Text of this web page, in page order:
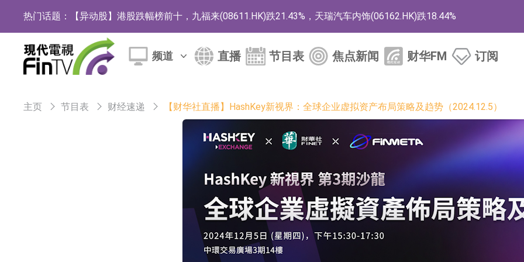
热门话题： 【异动股】港股跌幅榜前十，九福来(08611.HK)跌21.43%，天瑞汽车内饰(06162.HK)跌18.44%
【异动股】港股涨幅榜前十，佳明集团控股(01271.HK)涨+78.22%，拿森科技(02261.HK)涨+64.11%
斯迪克：公司为国内折叠屏核心功能材料供应商
聚辰股份：公司VPD芯片已顺利通过目标客户的测试认证
上期所：7月份对11个实际控制关系账户组采取限制开仓的监管措施
亚太股份：公司是零跑汽车和Stellantis集团的供应商
理工雷科面向边缘AI场景推出"山海"系列智算模组 系列产品基于国产CPU与GPU构建
【异动股】医疗研发外包板块拉升，博腾股份(300363.CN)涨20.02%
频道 直播 节目表 焦点新闻 财华FM 订阅
主页 节目表 财经速递 【财华社直播】HashKey新视界：全球企业虚拟资产布局策略及趋势（2024.12.5）